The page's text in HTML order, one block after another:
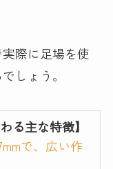
際に足場を使
しょう。
る主な特徴】
で、広い作